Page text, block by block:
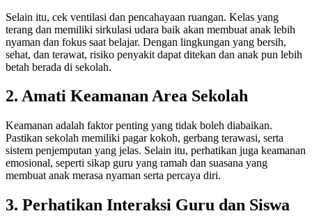
Selain itu, cek ventilasi dan pencahayaan ruangan. Kelas yang
terang dan memiliki sirkulasi udara baik akan membuat anak lebih
nyaman dan fokus saat belajar. Dengan lingkungan yang bersih,
sehat, dan terawat, risiko penyakit dapat ditekan dan anak pun lebih
betah berada di sekolah.
2. Amati Keamanan Area Sekolah
Keamanan adalah faktor penting yang tidak boleh diabaikan.
Pastikan sekolah memiliki pagar kokoh, gerbang terawasi, serta
sistem penjemputan yang jelas. Selain itu, perhatikan juga keamanan
emosional, seperti sikap guru yang ramah dan suasana yang
membuat anak merasa nyaman serta percaya diri.
3. Perhatikan Interaksi Guru dan Siswa